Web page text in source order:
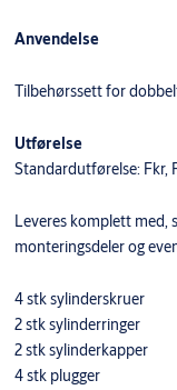
Anvendelse
Tilbehørssett for
Utførelse
Standardutførelse: Fkr,
Leveres komplett med,
monteringsdeler og
4 stk sylinderskruer
2 stk sylinderringer
2 stk sylinderkapper
4 stk plugger